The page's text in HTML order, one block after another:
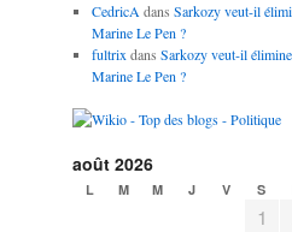
CedricA dans Sarkozy veut-il
Marine Le Pen ?
fultrix dans Sarkozy veut-il
Marine Le Pen ?
août 2026
L M M J V S
1